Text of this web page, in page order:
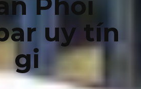
uy tín
gi